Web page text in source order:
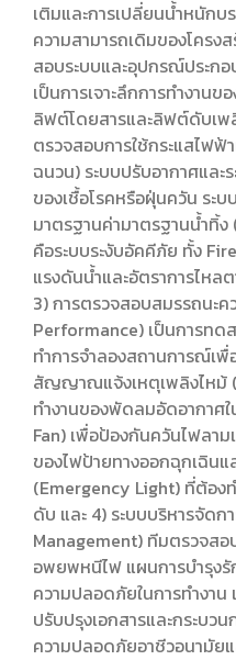
เติมและการเปลี่ยนน้ำหนัก
ความสามารถเดิมของโครง
สอบระบบและอุปกรณ์ประกอ
เป็นการเจาะลึกการทำงาน
ลิฟต์โดยสารและลิฟต์ดับเพ
ตรวจสอบการใช้กระแสไฟ
ฉนวน) ระบบปรับอากาศและ
ของเชื้อโรคหรือฝุ่นควัน ระ
มาตรฐานค่ามาตรฐานน้ำทิ้
คือระบบระงับอัคคีภัย ทั้ง
แรงดันน้ำและอัตราการไหล
3) การตรวจสอบสมรรถนะ
Performance) เป็นการท
ทำการจำลองสถานการณ์เ
สัญญาณแจ้งเหตุเพลิงไหม้
ทำงานของพัดลมอัดอากาศ
Fan) เพื่อป้องกันควันไฟลา
ของไฟป้ายทางออกฉุกเฉินแ
(Emergency Light) ที่ต้อง
ดับ และ 4) ระบบบริหารจัด
Management) ทีมตรวจสอ
อพยพหนีไฟ แผนการบำรุงรั
ความปลอดภัยในการทำงาน
ปรับปรุงเอกสารและกระบว
ความปลอดภัยอาชีวอนามัย